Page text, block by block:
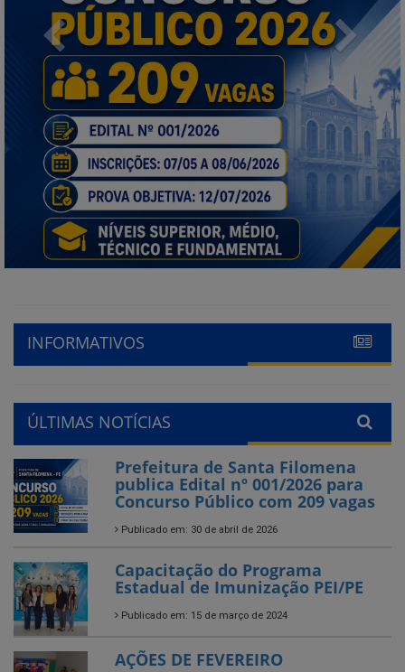
Previous Next
INFORMATIVOS
ÚLTIMAS NOTÍCIAS
Prefeitura de Santa Filomena
publica Edital nº 001/2026 para
Concurso Público com 209 vagas
Publicado em: 30 de abril de 2026
Capacitação do Programa
Estadual de Imunização PEI/PE
Publicado em: 15 de março de 2024
AÇÕES DE FEVEREIRO